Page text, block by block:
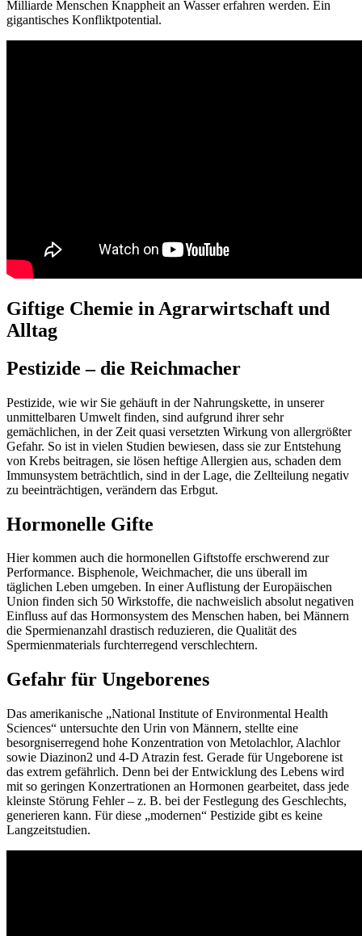
Milliarde Menschen Knappheit an Wasser erfahren werden. Ein
gigantisches Konfliktpotential.
Giftige Chemie in Agrarwirtschaft und
Alltag
Pestizide – die Reichmacher
Pestizide, wie wir Sie gehäuft in der Nahrungskette, in unserer
unmittelbaren Umwelt finden, sind aufgrund ihrer sehr
gemächlichen, in der Zeit quasi versetzten Wirkung von allergrößter
Gefahr. So ist in vielen Studien bewiesen, dass sie zur Entstehung
von Krebs beitragen, sie lösen heftige Allergien aus, schaden dem
Immunsystem beträchtlich, sind in der Lage, die Zellteilung negativ
zu beeinträchtigen, verändern das Erbgut.
Hormonelle Gifte
Hier kommen auch die hormonellen Giftstoffe erschwerend zur
Performance. Bisphenole, Weichmacher, die uns überall im
täglichen Leben umgeben. In einer Auflistung der Europäischen
Union finden sich 50 Wirkstoffe, die nachweislich absolut negativen
Einfluss auf das Hormonsystem des Menschen haben, bei Männern
die Spermienanzahl drastisch reduzieren, die Qualität des
Spermienmaterials furchterregend verschlechtern.
Gefahr für Ungeborenes
Das amerikanische „National Institute of Environmental Health
Sciences“ untersuchte den Urin von Männern, stellte eine
besorgniserregend hohe Konzentration von Metolachlor, Alachlor
sowie Diazinon2 und 4-D Atrazin fest. Gerade für Ungeborene ist
das extrem gefährlich. Denn bei der Entwicklung des Lebens wird
mit so geringen Konzertrationen an Hormonen gearbeitet, dass jede
kleinste Störung Fehler – z. B. bei der Festlegung des Geschlechts,
generieren kann. Für diese „modernen“ Pestizide gibt es keine
Langzeitstudien.